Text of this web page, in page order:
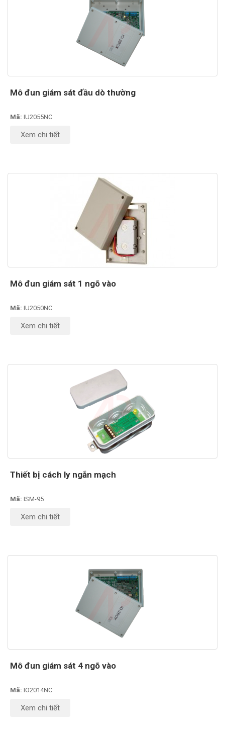
Mô đun giám sát đầu dò thường
Mã: IU2055NC
Xem chi tiết
Mô đun giám sát 1 ngõ vào
Mã: IU2050NC
Xem chi tiết
Thiết bị cách ly ngắn mạch
Mã: ISM-95
Xem chi tiết
Mô đun giám sát 4 ngõ vào
Mã: IO2014NC
Xem chi tiết